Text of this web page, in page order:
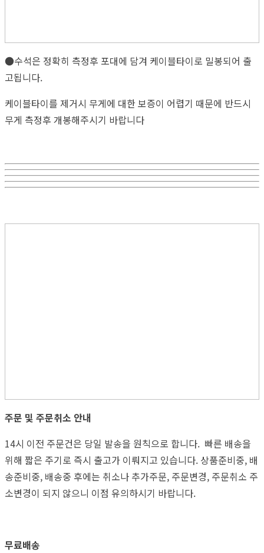
●수석은 정확히 측정후 포대에 담겨 케이블타이로 밀봉되어 출
고됩니다.
케이블타이를 제거시 무게에 대한 보증이 어렵기 때문에 반드시
무게 측정후 개봉해주시기 바랍니다
주문 및 주문취소 안내
14시 이전 주문건은 당일 발송을 원칙으로 합니다. 빠른 배송을
위해 짧은 주기로 즉시 출고가 이뤄지고 있습니다. 상품준비중, 배
송준비중, 배송중 후에는 취소나 추가주문, 주문변경, 주문취소 주
소변경이 되지 않으니 이점 유의하시기 바랍니다.
무료배송